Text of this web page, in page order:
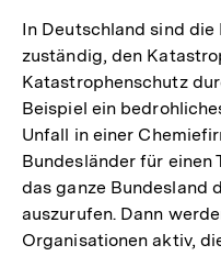
In Deutschland sind
zuständig, den
Katastrophenschutz
Beispiel ein
Unfall in einer
Bundesländer für einen
das ganze Bundesland
auszurufen. Dann
Organisationen aktiv,